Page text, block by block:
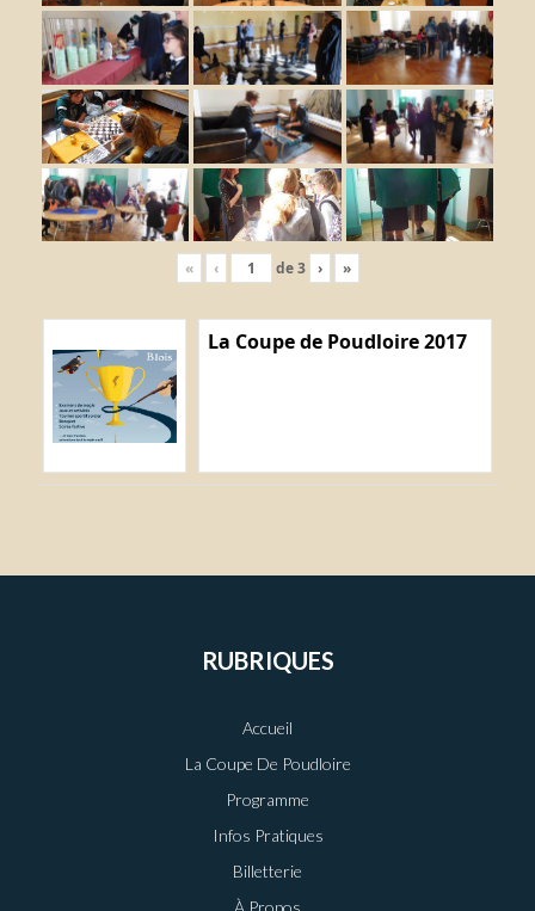
« ‹ de3 › »
La Coupe de Poudloire 2017
RUBRIQUES
Accueil
La Coupe De Poudloire
Programme
Infos Pratiques
Billetterie